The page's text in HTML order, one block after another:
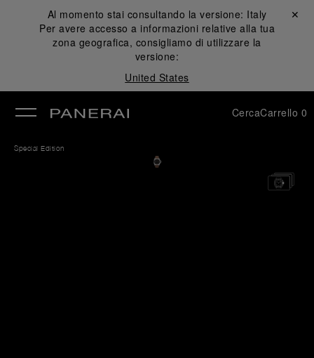
Al momento stai consultando la versione: Italy
Per avere accesso a informazioni relative alla tua
zona geografica, consigliamo di utilizzare la
versione:
United States
Chiudi ✕
CercaCarrello 0
Special Edition